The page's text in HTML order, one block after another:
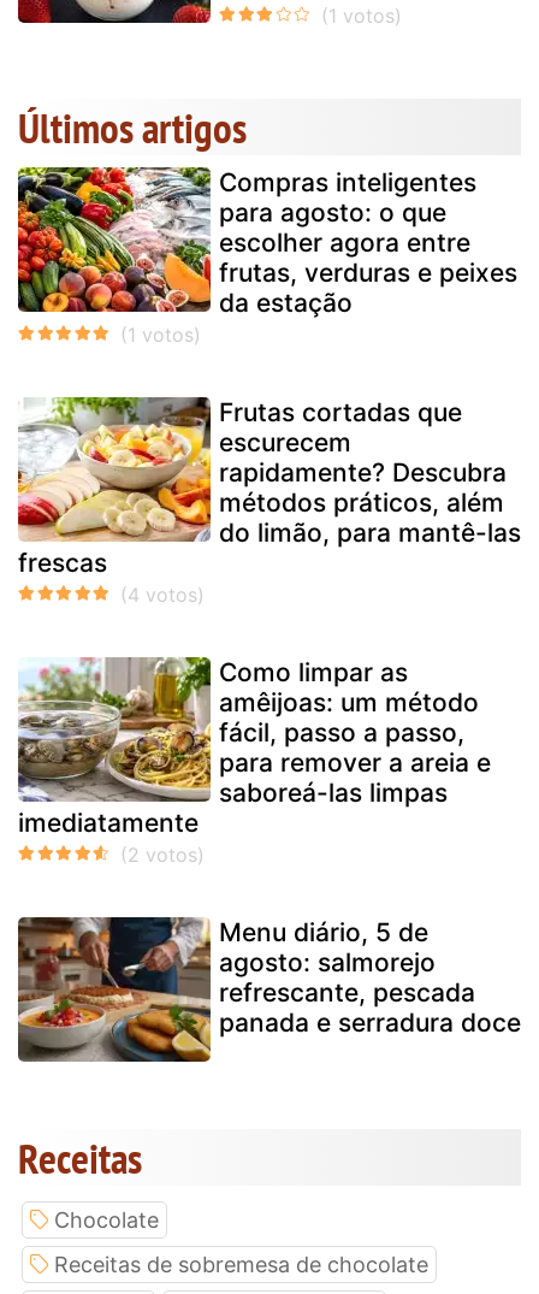
Últimos artigos
Compras inteligentes
para agosto: o que
escolher agora entre
frutas, verduras e peixes
da estação
Frutas cortadas que
escurecem
rapidamente? Descubra
métodos práticos, além
do limão, para mantê-las
frescas
Como limpar as
amêijoas: um método
fácil, passo a passo,
para remover a areia e
saboreá-las limpas
imediatamente
Menu diário, 5 de
agosto: salmorejo
refrescante, pescada
panada e serradura doce
Receitas
Chocolate
Receitas de sobremesa de chocolate